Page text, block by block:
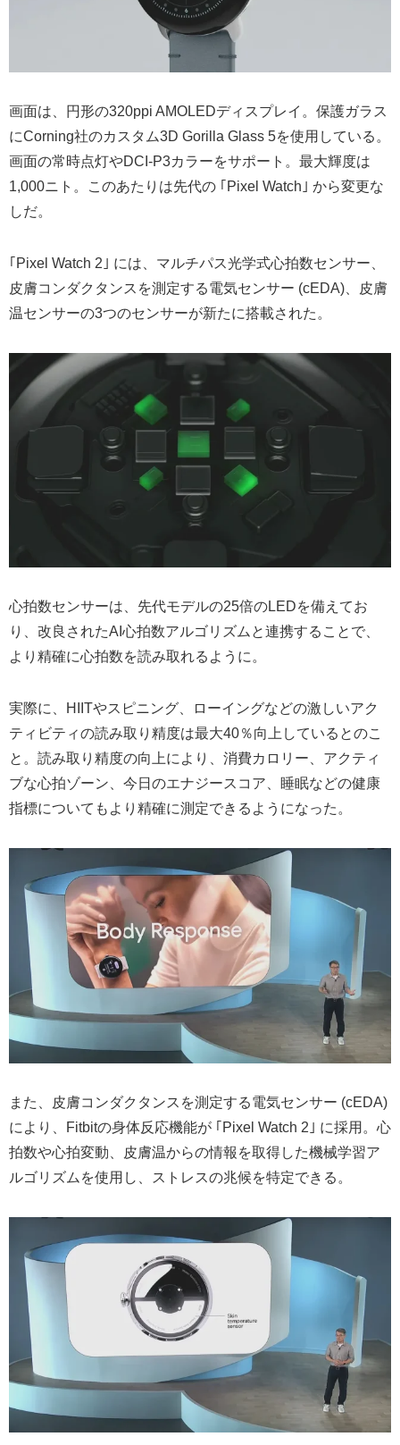
画面は、円形の320ppi AMOLEDディスプレイ。保護ガラス
にCorning社のカスタム3D Gorilla Glass 5を使用している。
画面の常時点灯やDCI-P3カラーをサポート。最大輝度は
1,000ニト。このあたりは先代の ｢Pixel Watch｣ から変更な
しだ。
｢Pixel Watch 2｣ には、マルチパス光学式心拍数センサー、
皮膚コンダクタンスを測定する電気センサー (cEDA)、皮膚
温センサーの3つのセンサーが新たに搭載された。
心拍数センサーは、先代モデルの25倍のLEDを備えてお
り、改良されたAI心拍数アルゴリズムと連携することで、
より精確に心拍数を読み取れるように。
実際に、HIITやスピニング、ローイングなどの激しいアク
ティビティの読み取り精度は最大40％向上しているとのこ
と。読み取り精度の向上により、消費カロリー、アクティ
ブな心拍ゾーン、今日のエナジースコア、睡眠などの健康
指標についてもより精確に測定できるようになった。
また、皮膚コンダクタンスを測定する電気センサー (cEDA)
により、Fitbitの身体反応機能が ｢Pixel Watch 2｣ に採用。心
拍数や心拍変動、皮膚温からの情報を取得した機械学習ア
ルゴリズムを使用し、ストレスの兆候を特定できる。